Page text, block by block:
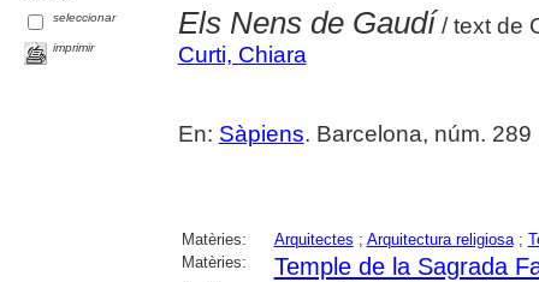
seleccionar
imprimir
Els Nens de Gaudí / text de
Curti, Chiara
En: Sàpiens. Barcelona, núm.
Matèries: Arquitectes ; Arquitectura religiosa;
Matèries:
Temple de la Sagrada